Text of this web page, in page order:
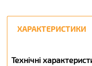
ХАРАКТЕРИСТИКИ
Технічні